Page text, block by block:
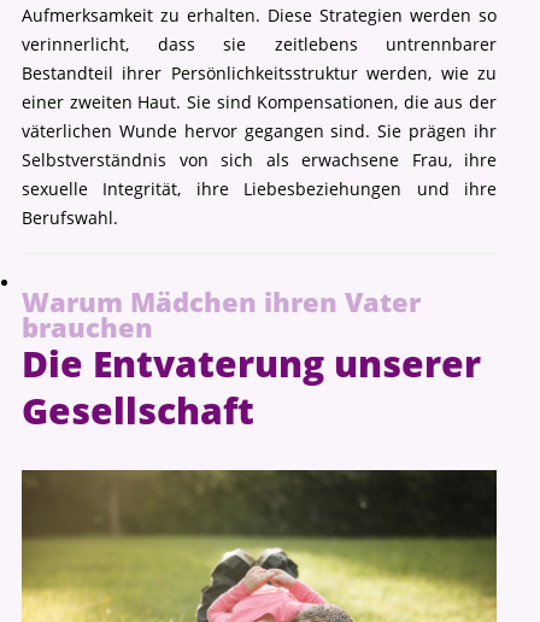
Aufmerksamkeit zu erhalten. Diese Strategien werden so
verinnerlicht, dass sie zeitlebens untrennbarer
Bestandteil ihrer Persönlichkeitsstruktur werden, wie zu
einer zweiten Haut. Sie sind Kompensationen, die aus der
väterlichen Wunde hervor gegangen sind. Sie prägen ihr
Selbstverständnis von sich als erwachsene Frau, ihre
sexuelle Integrität, ihre Liebesbeziehungen und ihre
Berufswahl.
Warum Mädchen ihren Vater
brauchen
Die Entvaterung unserer
Gesellschaft